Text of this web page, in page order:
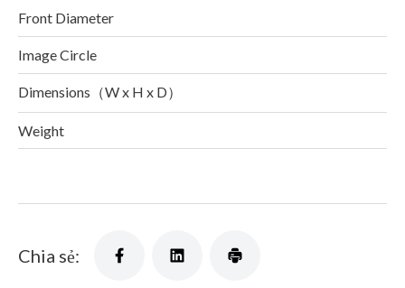
Front Diameter
Image Circle
Dimensions（W x H x D）
Weight
Chia sẻ: